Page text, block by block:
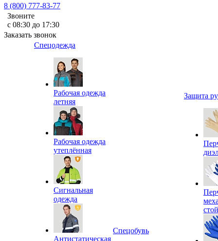
8 (800) 777-83-77
Звоните
с 08:30 до 17:30
Заказать звонок
Спецодежда
Рабочая одежда
летняя
Рабочая одежда
утеплённая
Сигнальная
одежда
Антистатическая
Спецобувь
Защита